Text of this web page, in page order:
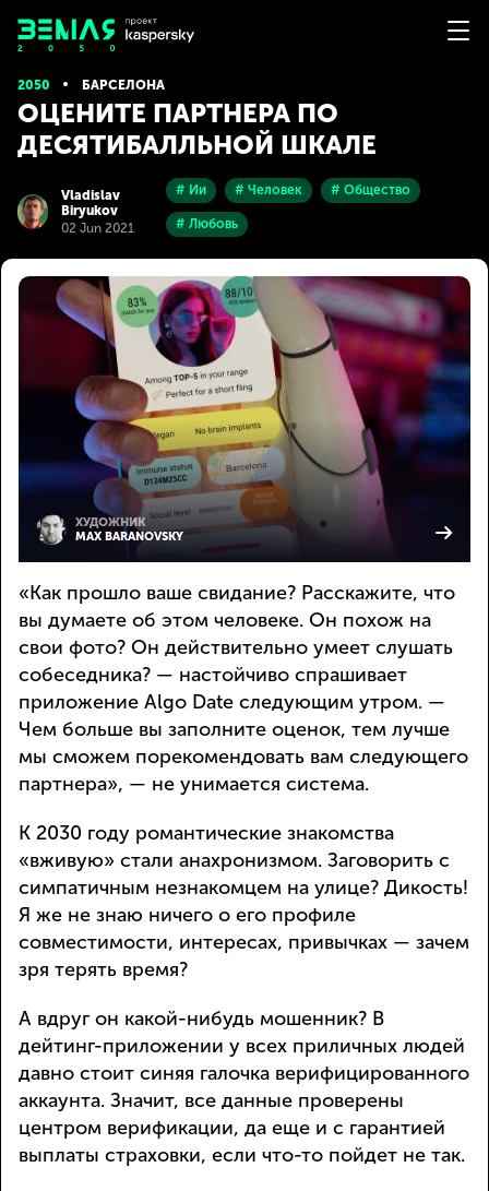
2050 БАРСЕЛОНА
ОЦЕНИТЕ ПАРТНЕРА ПО
ДЕСЯТИБАЛЛЬНОЙ ШКАЛЕ
Vladislav
Biryukov
02 Jun 2021
# Ии # Человек # Общество
# Любовь
ХУДОЖНИК
MAX BARANOVSKY
«Как прошло ваше свидание? Расскажите, что
вы думаете об этом человеке. Он похож на
свои фото? Он действительно умеет слушать
собеседника? — настойчиво спрашивает
приложение Algo Date следующим утром. —
Чем больше вы заполните оценок, тем лучше
мы сможем порекомендовать вам следующего
партнера», — не унимается система.
К 2030 году романтические знакомства
«вживую» стали анахронизмом. Заговорить с
симпатичным незнакомцем на улице? Дикость!
Я же не знаю ничего о его профиле
совместимости, интересах, привычках — зачем
зря терять время?
А вдруг он какой-нибудь мошенник? В
дейтинг-приложении у всех приличных людей
давно стоит синяя галочка верифицированного
аккаунта. Значит, все данные проверены
центром верификации, да еще и с гарантией
выплаты страховки, если что-то пойдет не так.